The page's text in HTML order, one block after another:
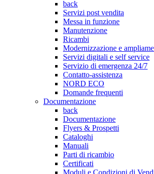
back
Servizi post vendita
Messa in funzione
Manutenzione
Ricambi
Modernizzazione e
Servizi digitali e self service
Servizio di emergenza 24/7
Contatto-assistenza
NORD ECO
Domande frequenti
Documentazione
back
Documentazione
Flyers & Prospetti
Cataloghi
Manuali
Parti di ricambio
Certificati
Moduli e Condizioni di